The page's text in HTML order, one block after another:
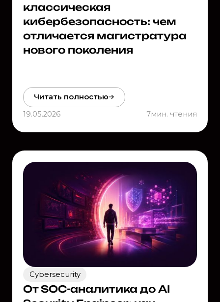
классическая
кибербезопасность: чем
отличается магистратура
нового поколения
Читать полностью
19.05.2026
7мин. чтения
Cybersecurity
От SOC-аналитика до AI